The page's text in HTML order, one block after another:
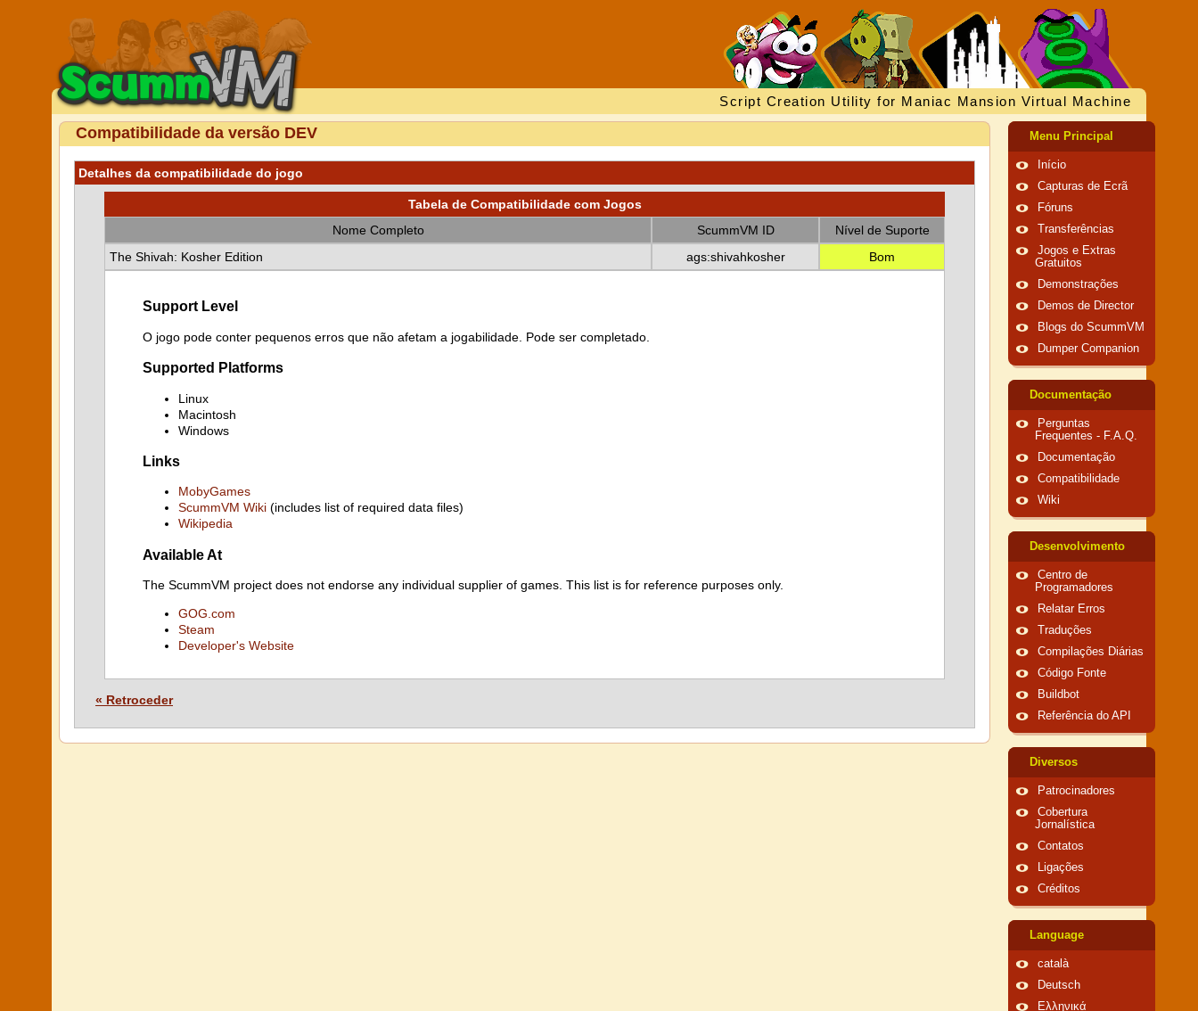
Script Creation Utility for Maniac Mansion Virtual Machine
Compatibilidade da versão DEV
Detalhes da compatibilidade do jogo
Tabela de Compatibilidade com Jogos
Nome Completo
ScummVM ID
Nível de Suporte
The Shivah: Kosher Edition
ags:shivahkosher Bom
Support Level
O jogo pode conter pequenos erros que não afetam a jogabilidade. Pode ser completado.
Supported Platforms
Linux
Macintosh
Windows
Links
MobyGames
ScummVM Wiki (includes list of required data files)
Wikipedia
Available At
The ScummVM project does not endorse any individual supplier of games. This list is for reference purposes only.
GOG.com
Steam
Developer's Website
« Retroceder
Menu Principal
Início
Capturas de Ecrã
Fóruns
Transferências
Jogos e Extras
Gratuitos
Demonstrações
Demos de Director
Blogs do ScummVM
Dumper Companion
Documentação
Perguntas
Frequentes - F.A.Q.
Documentação
Compatibilidade
Wiki
Desenvolvimento
Centro de
Programadores
Relatar Erros
Traduções
Compilações Diárias
Código Fonte
Buildbot
Referência do API
Diversos
Patrocinadores
Cobertura
Jornalística
Contatos
Ligações
Créditos
Language
català
Deutsch
Ελληνικά